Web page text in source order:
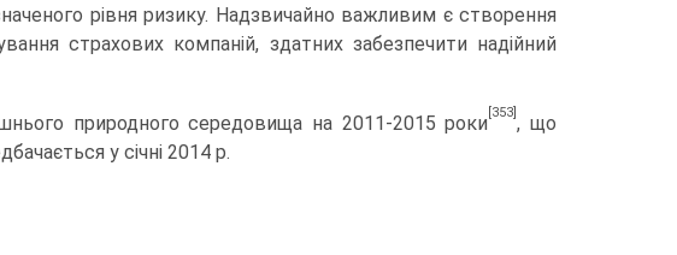
рівня ризику. Надзвичайно важливим є створення
страхових компаній, здатних забезпечити надійний
природ­ного середовища на 2011-2015 роки
[353]
, що
у січні 2014 р.